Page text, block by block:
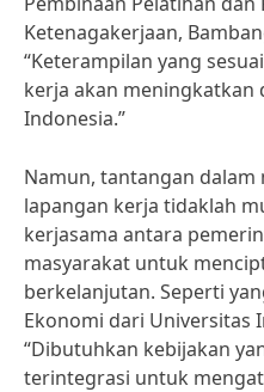
Ketenagakerjaan,
“Keterampilan yang
kerja akan meningkatkan
Indonesia.”
Namun, tantangan
lapangan kerja tidaklah
kerjasama antara
masyarakat untuk
berkelanjutan. Seperti
Ekonomi dari Universitas
“Dibutuhkan kebijakan
terintegrasi untuk